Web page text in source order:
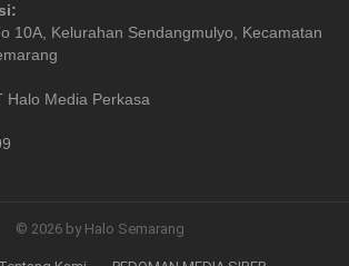
10A, Kelurahan Sendangmulyo, Kecamatan
Halo Media Perkasa
© 2026 by Halo Semarang